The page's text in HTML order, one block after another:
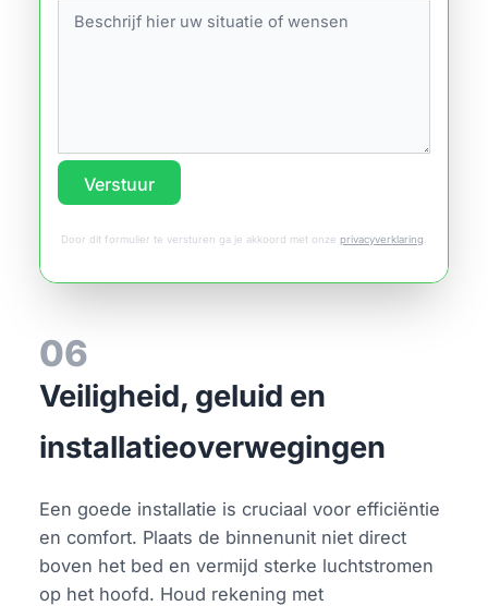
Verstuur
Door dit formulier te versturen ga je akkoord met onze privacyverklaring
06
Veiligheid, geluid en
installatieoverwegingen
Een goede installatie is cruciaal voor efficiëntie
en comfort. Plaats de binnenunit niet direct
boven het bed en vermijd sterke luchtstromen
op het hoofd. Houd rekening met